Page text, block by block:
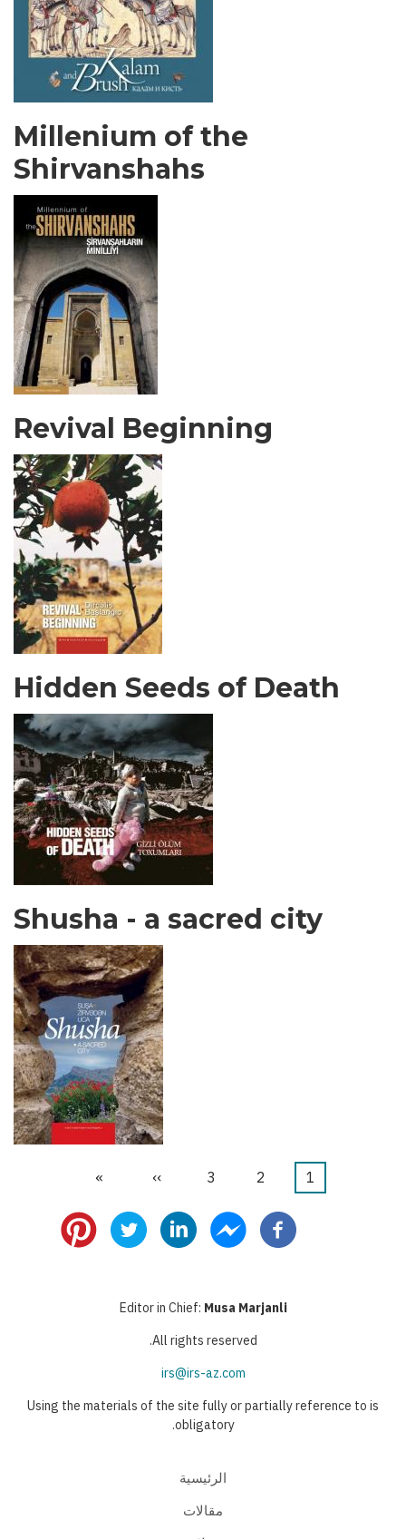
Millenium of the
Shirvanshahs
Revival Beginning
Hidden Seeds of Death
Shusha - a sacred city
Pagination
Current
1 الصفحة
2 الصفحة
3
Next
››
Last
»
Editor in Chief: Musa Marjanli
All rights reserved.
irs@irs-az.com
Using the materials of the site fully or partially reference to is
obligatory.
الرئيسية
مقالات